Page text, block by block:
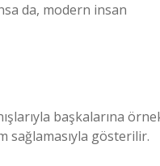
da, modern insan
başkalarına
sağlamasıyla gösterilir.